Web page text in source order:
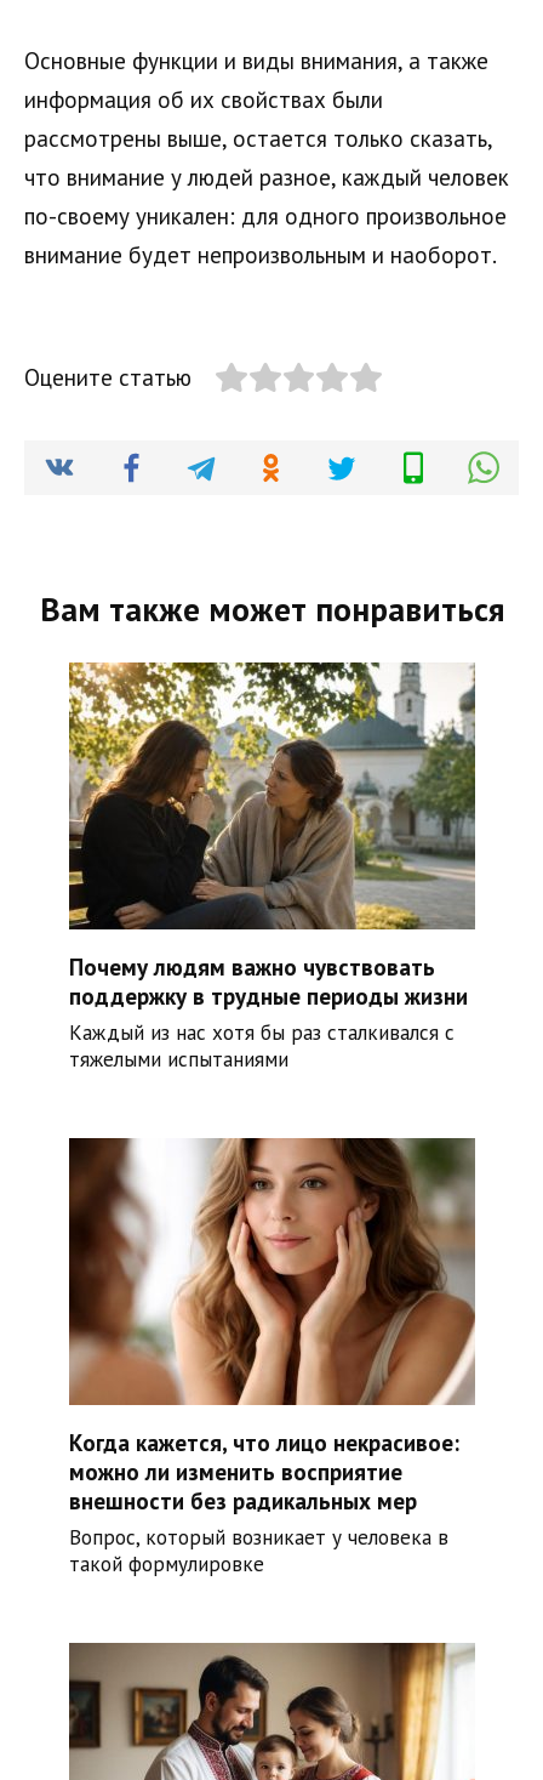
Основные функции и виды внимания, а также
информация об их свойствах были
рассмотрены выше, остается только сказать,
что внимание у людей разное, каждый человек
по-своему уникален: для одного произвольное
внимание будет непроизвольным и наоборот.
Оцените статью
Вам также может понравиться
Почему людям важно чувствовать
поддержку в трудные периоды жизни
Каждый из нас хотя бы раз сталкивался с
тяжелыми испытаниями
Когда кажется, что лицо некрасивое:
можно ли изменить восприятие
внешности без радикальных мер
Вопрос, который возникает у человека в
такой формулировке